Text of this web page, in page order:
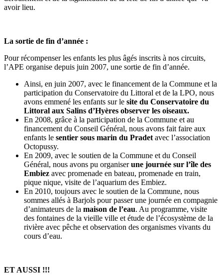
avoir lieu.
La sortie de fin d’année :
Pour récompenser les enfants les plus âgés inscrits à nos circuits,
l’APE organise depuis juin 2007, une sortie de fin d’année.
Ainsi, en juin 2007, avec le financement de la Commune et la
participation du Conservatoire du Littoral et de la LPO, nous
avons emmené les enfants sur le site du Conservatoire du
Littoral aux Salins d’Hyères observer les oiseaux.
En 2008, grâce à la participation de la Commune et au
financement du Conseil Général, nous avons fait faire aux
enfants le sentier sous marin du Pradet avec l’association
Octopussy.
En 2009, avec le soutien de la Commune et du Conseil
Général, nous avons pu organiserune journée sur l’île des
Embiez avec promenade en bateau, promenade en train,
pique nique, visite de l’aquarium des Embiez.
En 2010, toujours avec le soutien de la Commune, nous
sommes allés à Barjols pour passer une journée en compagnie
d’animateurs de la maison de l’eau. Au programme, visite
des fontaines de la vieille ville et étude de l’écosystème de la
rivière avec pêche et observation des organismes vivants du
cours d’eau.
ET AUSSI !!!